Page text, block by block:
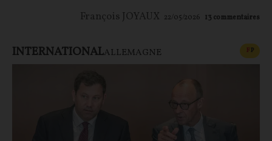
François JOYAUX 22/05/2026 13 commentaires
INTERNATIONALALLEMAGNE FP